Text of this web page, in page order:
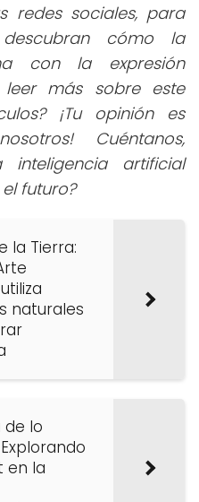
redes sociales, para
cómo la
con la expresión
leer más sobre este
¡Tu opinión es
Cuéntanos,
artificial
futuro?
la Tierra:
naturales
de lo
en la